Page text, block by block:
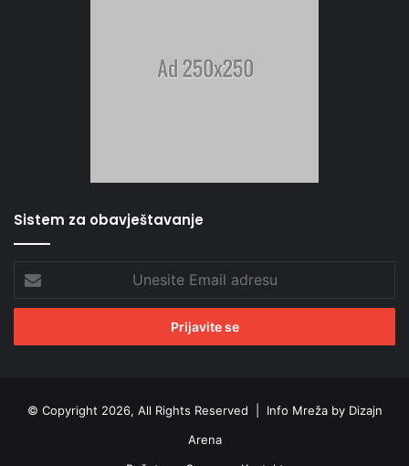
Sistem za obavještavanje
Email
adresu
© Copyright 2026, All Rights Reserved | Info Mreža by Dizajn
Arena